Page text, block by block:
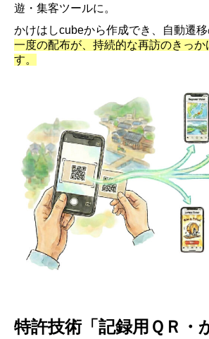
遊・集客ツールに。
かけはしcubeから作成でき、自動遷移
一度の配布が、持続的な再訪のきっか
す。
特許技術「記録用ＱＲ・